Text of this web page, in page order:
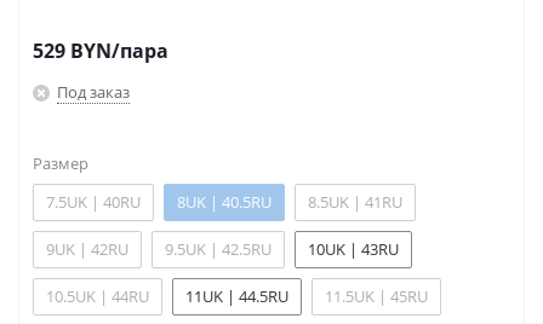
529 BYN/пара
Под заказ
Размер
7.5UK | 40RU
8UK | 40.5RU 8.5UK | 41RU
9UK | 42RU 9.5UK | 42.5RU 10UK | 43RU
10.5UK | 44RU 11UK | 44.5RU 11.5UK | 45RU